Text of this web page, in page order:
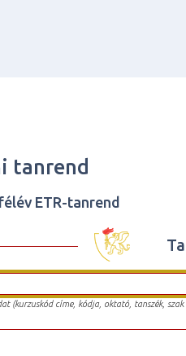
tanrend
ETR-tanrend
(kurzuskód címe, kódja, oktató, tanszék,